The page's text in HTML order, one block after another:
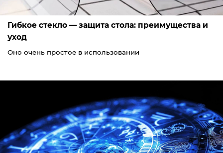
Гибкое стекло — защита стола: преимущества и
уход
Оно очень простое в использовании